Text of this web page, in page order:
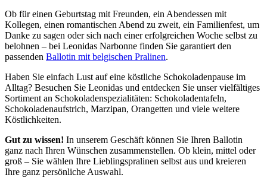
Ob für einen Geburtstag mit Freunden, ein Abendessen mit
Kollegen, einen romantischen Abend zu zweit, ein Familienfest, um
Danke zu sagen oder sich nach einer erfolgreichen Woche selbst zu
belohnen – bei Leonidas Narbonne finden Sie garantiert den
passenden Ballotin mit belgischen Pralinen.
Haben Sie einfach Lust auf eine köstliche Schokoladenpause im
Alltag? Besuchen Sie Leonidas und entdecken Sie unser vielfältiges
Sortiment an Schokoladenspezialitäten: Schokoladentafeln,
Schokoladenaufstrich, Marzipan, Orangetten und viele weitere
Köstlichkeiten.
Gut zu wissen! In unserem Geschäft können Sie Ihren Ballotin
ganz nach Ihren Wünschen zusammenstellen. Ob klein, mittel oder
groß – Sie wählen Ihre Lieblingspralinen selbst aus und kreieren
Ihre ganz persönliche Auswahl.